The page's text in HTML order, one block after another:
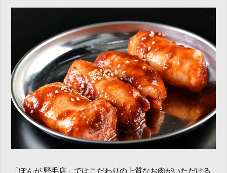
「ぽんが 野毛店」ではこだわりの上質なお肉がいただける